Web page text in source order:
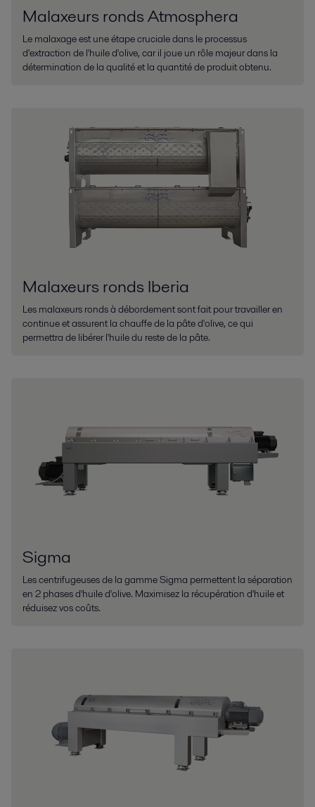
Malaxeurs ronds Atmosphera
Le malaxage est une étape cruciale dans le processus
d'extraction de l'huile d'olive, car il joue un rôle majeur dans la
détermination de la qualité et la quantité de produit obtenu.
Malaxeurs ronds Iberia
Les malaxeurs ronds à débordement sont fait pour travailler en
continue et assurent la chauffe de la pâte d'olive, ce qui
permettra de libérer l'huile du reste de la pâte.
Sigma
Les centrifugeuses de la gamme Sigma permettent la séparation
en 2 phases d'huile d'olive. Maximisez la récupération d'huile et
réduisez vos coûts.